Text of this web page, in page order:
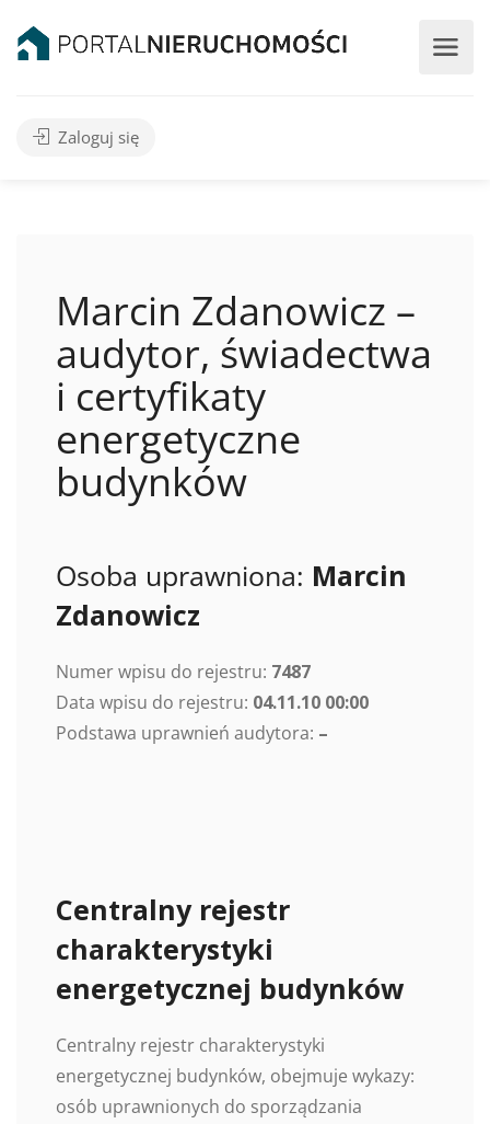
Zaloguj się
Marcin Zdanowicz –
audytor, świadectwa
i certyfikaty
energetyczne
budynków
Osoba uprawniona: Marcin
Zdanowicz
Numer wpisu do rejestru: 7487
Data wpisu do rejestru: 04.11.10 00:00
Podstawa uprawnień audytora: –
Centralny rejestr
charakterystyki
energetycznej budynków
Centralny rejestr charakterystyki
energetycznej budynków, obejmuje wykazy:
osób uprawnionych do sporządzania